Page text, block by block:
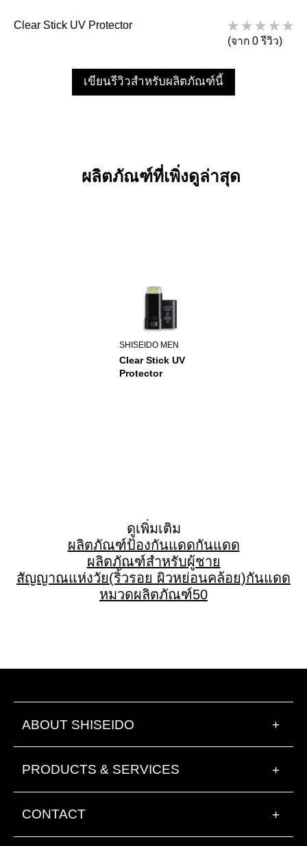
Clear Stick UV Protector
(จาก 0 รีวิว)
เขียนรีวิวสำหรับผลิตภัณฑ์นี้
ผลิตภัณฑ์ที่เพิ่งดูล่าสุด
SHISEIDO MEN
Clear Stick UV
Protector
ดูเพิ่มเติม
ผลิตภัณฑ์ป้องกันแดดกันแดด
ผลิตภัณฑ์สำหรับผู้ชาย
สัญญาณแห่งวัย(ริ้วรอย ผิวหย่อนคล้อย)กันแดด
หมวดผลิตภัณฑ์50
ABOUT SHISEIDO +
PRODUCTS & SERVICES +
CONTACT +